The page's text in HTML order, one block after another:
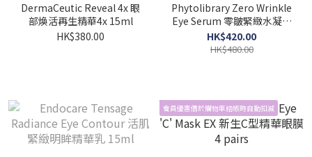
DermaCeutic Reveal 4x 眼
部煥活再生精華4x 15ml
HK$380.00
Phytolibrary Zero Wrinkle
Eye Serum 零皺緊緻水凝眼
部精華 3ml x 5
HK$420.00
HK$480.00
會員優惠價於購物車結帳時自動扣減